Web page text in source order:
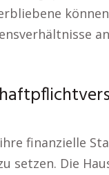
finanzielle
setzen. Die